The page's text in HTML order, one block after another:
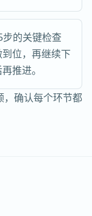
的关键检查
位，再继续下
推进。
，确认每个环节都